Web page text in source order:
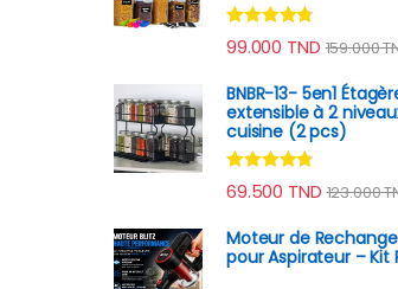
Note4.60
sur 5
99.000 TND 159.000
BNBR-13- 5en1
extensible à 2
cuisine (2 pcs)
Note4.60
sur 5
69.500 TND 123.000
Moteur de
pour Aspirateur – Kit